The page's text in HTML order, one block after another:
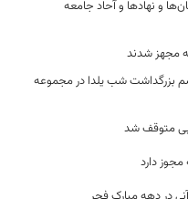
و نهادها و آحاد جامعه
بزرگداشت شب یلدا در مجموعه
دارد